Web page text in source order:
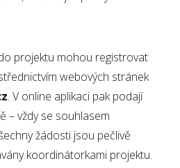
projektu mohou registrovat
webových stránek
. V online aplikaci pak podají
– vždy se souhlasem
žádosti jsou pečlivě
koordinátorkami projektu.